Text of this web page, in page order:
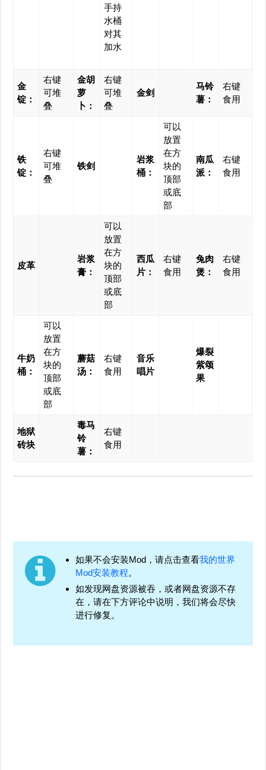
手持
水桶
对其
加水
金
锭：
右键
可堆
叠
金胡
萝
卜：
右键
可堆
叠
金剑
马铃
薯：
右键
食用
铁
锭：
右键
可堆
叠
铁剑
岩浆
桶：
可以
放置
在方
块的
顶部
或底
部
南瓜
派：
右键
食用
皮革
岩浆
膏：
可以
放置
在方
块的
顶部
或底
部
西瓜
片：
右键
食用
兔肉
煲：
右键
食用
牛奶
桶：
可以
放置
在方
块的
顶部
或底
部
蘑菇
汤：
右键
食用
音乐
唱片
爆裂
紫颂
果
地狱
砖块
毒马
铃
薯：
右键
食用
如果不会安装Mod，请点击查看我的世界
Mod安装教程。
如发现网盘资源被吞，或者网盘资源不存
在，请在下方评论中说明，我们将会尽快
进行修复。